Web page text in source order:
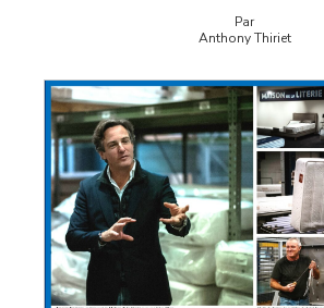
Par
Anthony Thiriet